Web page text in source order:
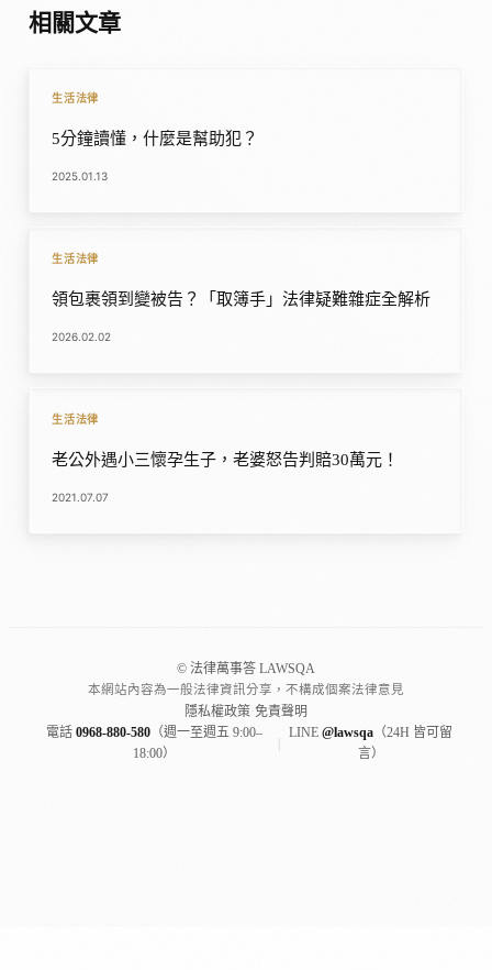
相關文章
生活法律
5分鐘讀懂，什麼是幫助犯？
2025.01.13
生活法律
領包裹領到變被告？「取簿手」法律疑難雜症全解析
2026.02.02
生活法律
老公外遇小三懷孕生子，老婆怒告判賠30萬元！
2021.07.07
© 法律萬事答 LAWSQA
本網站內容為一般法律資訊分享，不構成個案法律意見
隱私權政策·免責聲明
電話0968-880-580 （週一至週五 9:00–
18:00）
|
LINE@lawsqa （24H 皆可留
言）